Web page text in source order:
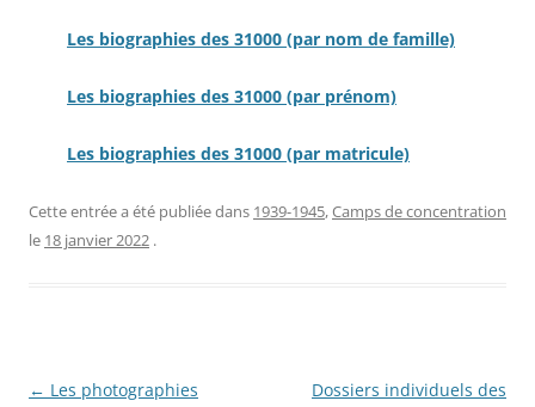
Les biographies des 31000 (par nom de famille)
Les biographies des 31000 (par prénom)
Les biographies des 31000 (par matricule)
Cette entrée a été publiée dans 1939-1945,Camps de concentration
le 18 janvier 2022 .
Navigation
← Les photographies
Dossiers individuels des